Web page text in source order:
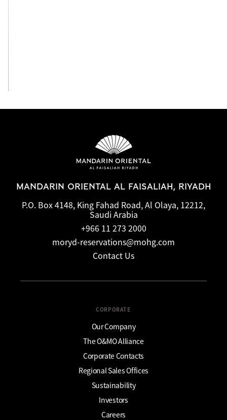
MANDARIN ORIENTAL AL FAISALIAH, RIYADH
P.O. Box 4148, King Fahad Road, Al Olaya, 12212,
Saudi Arabia
+966 11 273 2000
moryd-reservations@mohg.com
Contact Us
CORPORATE
Our Company
The O&MO Alliance
Corporate Contacts
Regional Sales Offices
Sustainability
Investors
Careers